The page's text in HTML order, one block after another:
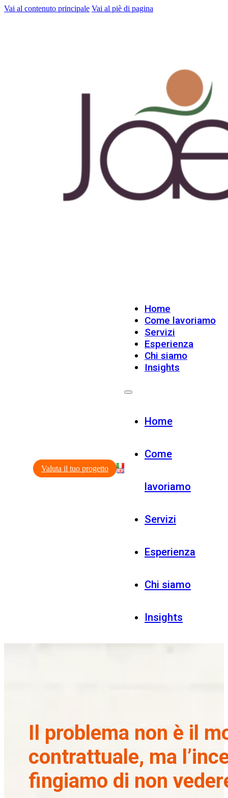
Vai al contenuto principale Vai al piè di pagina
Valuta il tuo progetto
Home
Come lavoriamo
Servizi
Esperienza
Chi siamo
Insights
Home
Come
lavoriamo
Servizi
Esperienza
Chi siamo
Insights
Il problema non è il
contrattuale, ma
fingiamo di non